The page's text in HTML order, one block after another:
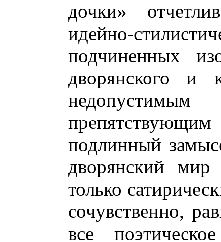
дочки»
идейно-
подчиненных
дворянского и
подлинный
дворянский мир
только
сочувственно,
все